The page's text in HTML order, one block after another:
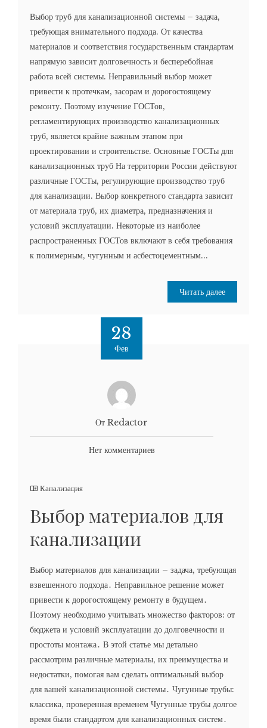
Выбор труб для канализационной системы – задача,
требующая внимательного подхода. От качества
материалов и соответствия государственным стандартам
напрямую зависит долговечность и бесперебойная
работа всей системы. Неправильный выбор может
привести к протечкам, засорам и дорогостоящему
ремонту. Поэтому изучение ГОСТов,
регламентирующих производство канализационных
труб, является крайне важным этапом при
проектировании и строительстве. Основные ГОСТы для
канализационных труб На территории России действуют
различные ГОСТы, регулирующие производство труб
для канализации. Выбор конкретного стандарта зависит
от материала труб, их диаметра, предназначения и
условий эксплуатации. Некоторые из наиболее
распространенных ГОСТов включают в себя требования
к полимерным, чугунным и асбестоцементным...
Читать далее
28
Фев
От Redactor
Нет комментариев
Канализация
Выбор материалов для
канализации
Выбор материалов для канализации – задача, требующая
взвешенного подхода․ Неправильное решение может
привести к дорогостоящему ремонту в будущем․
Поэтому необходимо учитывать множество факторов: от
бюджета и условий эксплуатации до долговечности и
простоты монтажа․ В этой статье мы детально
рассмотрим различные материалы, их преимущества и
недостатки, помогая вам сделать оптимальный выбор
для вашей канализационной системы․ Чугунные трубы:
классика, проверенная временем Чугунные трубы долгое
время были стандартом для канализационных систем․